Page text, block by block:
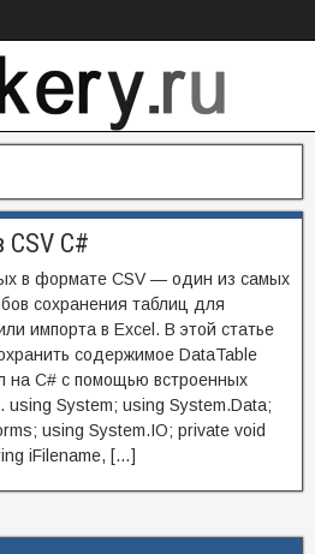
C#
в формате CSV — один из самых
сохранения таблиц для
импорта в Excel. В этой статье
содержимое DataTable
на C# с помощью встроенных
using System; using System.Data;
using System.IO; private void
iFilename, […]